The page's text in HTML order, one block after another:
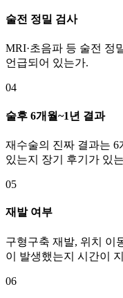
술전 정밀 검사
MRI·초음파 등 술전 정
언급되어 있는가.
04
술후 6개월~1년 결과
재수술의 진짜 결과는
있는지 장기 후기가 있
05
재발 여부
구형구축 재발, 위치 이
이 발생했는지 시간이
06